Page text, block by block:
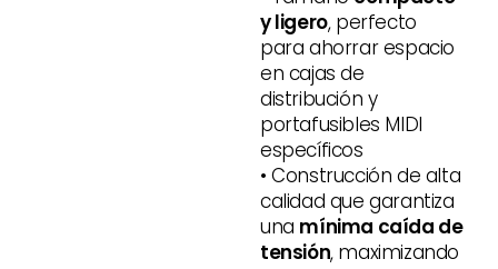
y ligero, perfecto
para ahorrar espacio
en cajas de
distribución y
portafusibles MIDI
específicos
• Construcción de alta
calidad que garantiza
una mínima caída de
tensión, maximizando